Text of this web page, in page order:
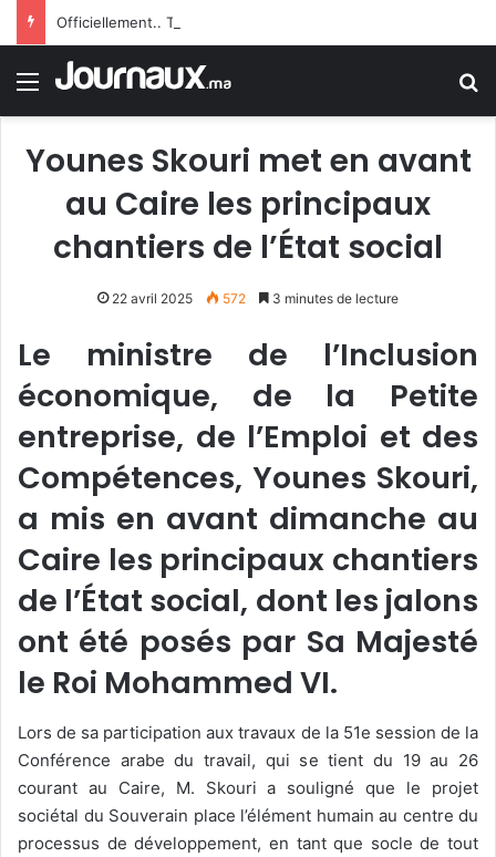
Menu
Younes Skouri met en avant
au Caire les principaux
chantiers de l’État social
22 avril 2025 572 3 minutes de lecture
Le ministre de l’Inclusion
économique, de la Petite
entreprise, de l’Emploi et des
Compétences, Younes Skouri,
a mis en avant dimanche au
Caire les principaux chantiers
de l’État social, dont les jalons
ont été posés par Sa Majesté
le Roi Mohammed VI.
Lors de sa participation aux travaux de la 51e session de la
Conférence arabe du travail, qui se tient du 19 au 26
courant au Caire, M. Skouri a souligné que le projet
sociétal du Souverain place l’élément humain au centre du
processus de développement, en tant que socle de tout